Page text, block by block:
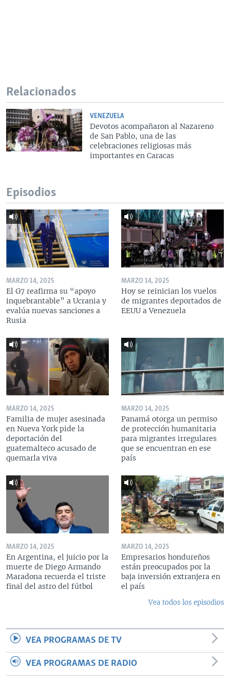
Relacionados
VENEZUELA
Devotos acompañaron al Nazareno
de San Pablo, una de las
celebraciones religiosas más
importantes en Caracas
Episodios
MARZO 14, 2025
El G7 reafirma su “apoyo
inquebrantable” a Ucrania y
evalúa nuevas sanciones a
Rusia
MARZO 14, 2025
Hoy se reinician los vuelos
de migrantes deportados de
EEUU a Venezuela
MARZO 14, 2025
Familia de mujer asesinada
en Nueva York pide la
deportación del
guatemalteco acusado de
quemarla viva
MARZO 14, 2025
Panamá otorga un permiso
de protección humanitaria
para migrantes irregulares
que se encuentran en ese
país
MARZO 14, 2025
En Argentina, el juicio por la
muerte de Diego Armando
Maradona recuerda el triste
final del astro del fútbol
MARZO 14, 2025
Empresarios hondureños
están preocupados por la
baja inversión extranjera en
el país
Vea todos los episodios
VEA PROGRAMAS DE TV
VEA PROGRAMAS DE RADIO